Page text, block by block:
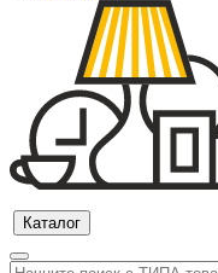
Каталог